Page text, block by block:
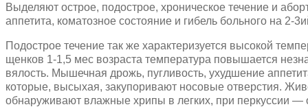
Выделяют острое, подострое, хроническое течение и
аппетита, коматозное состояние и гибель больного на 2-
Подострое течение так же характеризуется высокой
щенков 1-1,5 мес возраста температура повышается
вялость. Мышечная дрожь, пугливость, ухудшение
которые, высыхая, закупоривают носовые отверстия.
обнаруживают влажные хрипы в легких, при перкуссии